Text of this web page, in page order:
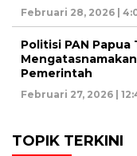
Februari 28, 2026 |
Politisi PAN
Pemerintah
Februari 27, 2026 |
TOPIK TERKINI